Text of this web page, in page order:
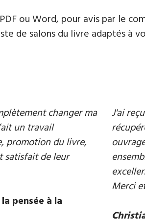
ou Word, pour avis par le
de salons du livre adaptés
changer ma
un travail
promotion du livre,
satisfait de leur
pensée à la
J'ai
Merci